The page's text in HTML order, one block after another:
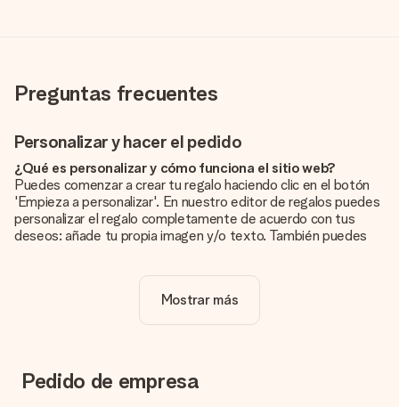
Preguntas frecuentes
Personalizar y hacer el pedido
¿Qué es personalizar y cómo funciona el sitio web?
Puedes comenzar a crear tu regalo haciendo clic en el botón
'Empieza a personalizar'. En nuestro editor de regalos puedes
personalizar el regalo completamente de acuerdo con tus
deseos: añade tu propia imagen y/o texto. También puedes
¿La personalización está incluida en el precio?
El precio que se muestra en el sitio web incluye la
¿Cómo puedo saber si mi imagen tiene la calidad
adecuada?
Mostrar más
Pedido de empresa